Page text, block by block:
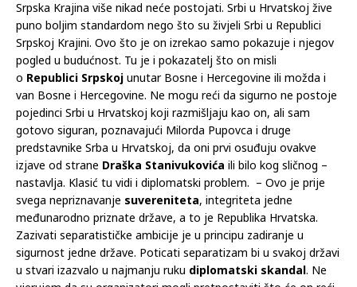
Srpska Krajina više nikad neće postojati. Srbi u Hrvatskoj žive
puno boljim standardom nego što su živjeli Srbi u Republici
Srpskoj Krajini. Ovo što je on izrekao samo pokazuje i njegov
pogled u budućnost. Tu je i pokazatelj što on misli
o Republici Srpskoj unutar Bosne i Hercegovine ili možda i
van Bosne i Hercegovine. Ne mogu reći da sigurno ne postoje
pojedinci Srbi u Hrvatskoj koji razmišljaju kao on, ali sam
gotovo siguran, poznavajući Milorda Pupovca i druge
predstavnike Srba u Hrvatskoj, da oni prvi osuđuju ovakve
izjave od strane Draška Stanivukovića ili bilo kog sličnog –
nastavlja. Klasić tu vidi i diplomatski problem. – Ovo je prije
svega nepriznavanje suvereniteta, integriteta jedne
međunarodno priznate države, a to je Republika Hrvatska.
Zazivati separatističke ambicije je u principu zadiranje u
sigurnost jedne države. Poticati separatizam bi u svakoj državi
u stvari izazvalo u najmanju ruku diplomatski skandal. Ne